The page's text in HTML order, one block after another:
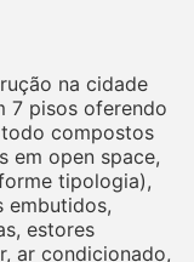
na cidade
7 pisos oferendo
compostos
em open space,
tipologia),
embutidos,
estores
ar condicionado,